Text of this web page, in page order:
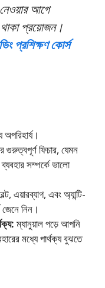
আগে
থাকা প্রয়োজন।
প্রশিক্ষণ কোর্স
গুরুত্বপূর্ণ ফিচার, যেমন
ব্যবহার সম্পর্কে ভালো
এয়ারব্যাগ, এবং অ্যান্টি-
নিন।
ম্যানুয়াল পড়ে আপনি
মধ্যে পার্থক্য বুঝতে